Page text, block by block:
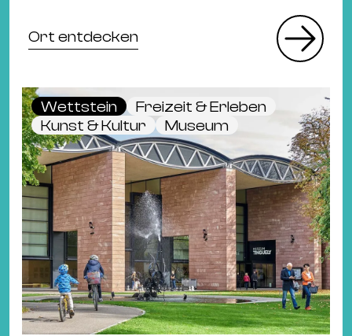
Ort entdecken
Wettstein
Freizeit & Erleben
Kunst & Kultur
Museum